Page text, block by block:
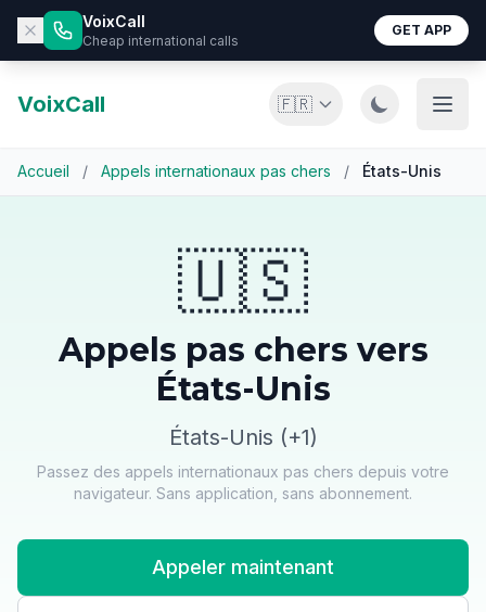
VoixCall
Cheap international calls
GET APP
VoixCall 🇫🇷
Accueil / Appels internationaux pas chers / États-Unis
🇺🇸
Appels pas chers vers
États-Unis
États-Unis (+1)
Passez des appels internationaux pas chers depuis votre
navigateur. Sans application, sans abonnement.
Appeler maintenant